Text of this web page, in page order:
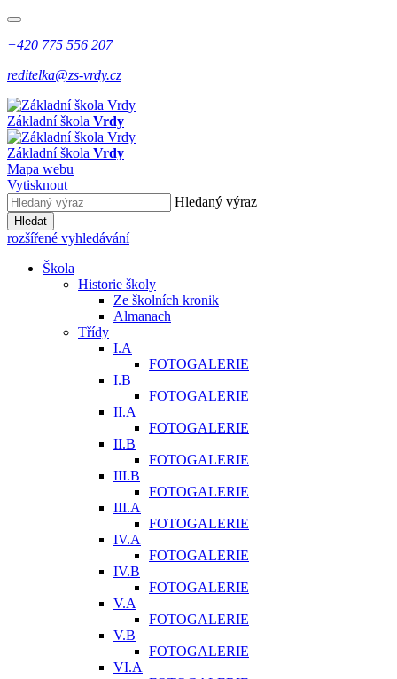
+420 775 556 207
reditelka@zs-vrdy.cz
Základní škola Vrdy
Základní škola Vrdy
Mapa webu
Vytisknout
Hledaný výraz
Hledat
rozšířené vyhledávání
Škola
Historie školy
Ze školních kronik
Almanach
Třídy
I.A
FOTOGALERIE
I.B
FOTOGALERIE
II.A
FOTOGALERIE
II.B
FOTOGALERIE
III.B
FOTOGALERIE
III.A
FOTOGALERIE
IV.A
FOTOGALERIE
IV.B
FOTOGALERIE
V.A
FOTOGALERIE
V.B
FOTOGALERIE
VI.A